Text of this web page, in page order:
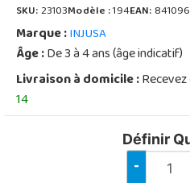
SKU:23103Modèle :194EAN:
Marque :INJUSA
Âge :De 3 à 4 ans (âge indicatif)
Livraison à domicile :
14
Définir
-